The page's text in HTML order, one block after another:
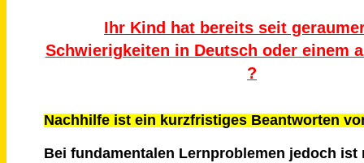
Ihr Kind hat bereits seit
Schwierigkeiten in Deutsch oder einem
?
Nachhilfe ist ein kurzfristiges Beantworten
Bei fundamentalen Lernproblemen jedoch ist